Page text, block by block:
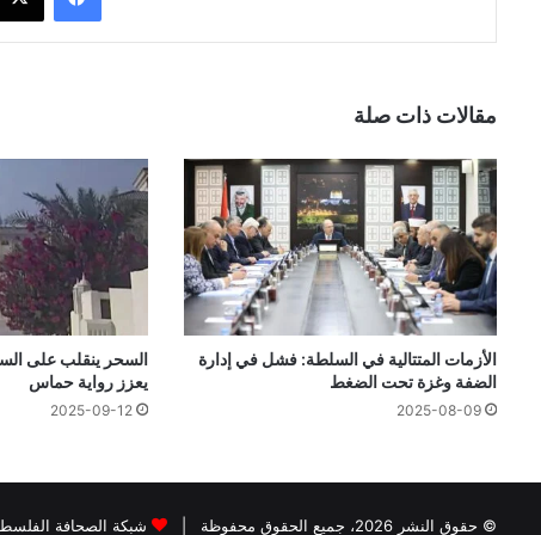
مقالات ذات صلة
الأزمات المتتالية في السلطة: فشل في إدارة
الضفة وغزة تحت الضغط
2025-08-09
السحر ينقلب على
يعزز رواية حماس
2025-09-12
© حقوق النشر 2026، جميع الحقوق محفوظة | شبكة الصحافة